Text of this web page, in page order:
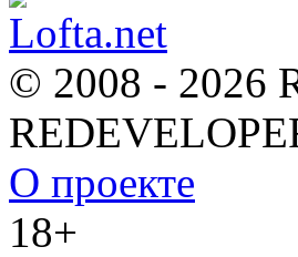
© 2008 - 2026
О проекте
18+